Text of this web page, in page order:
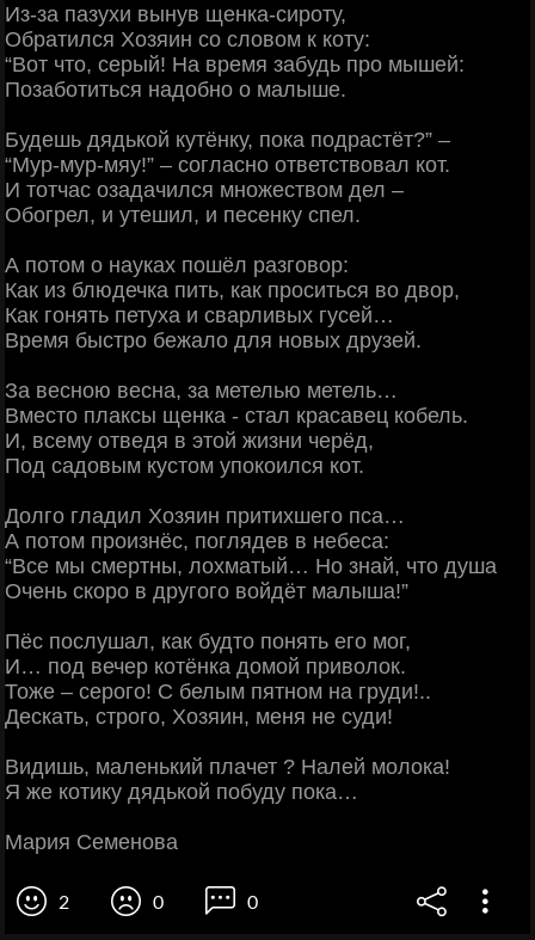
Из-за пазухи вынув щенка-сироту,
Обратился Хозяин со словом к коту:
“Вот что, серый! На время забудь про мышей:
Позаботиться надобно о малыше.
Будешь дядькой кутёнку, пока подрастёт?” –
“Мур-мур-мяу!” – согласно ответствовал кот.
И тотчас озадачился множеством дел –
Обогрел, и утешил, и песенку спел.
А потом о науках пошёл разговор:
Как из блюдечка пить, как проситься во двор,
Как гонять петуха и сварливых гусей…
Время быстро бежало для новых друзей.
За весною весна, за метелью метель…
Вместо плаксы щенка - стал красавец кобель.
И, всему отведя в этой жизни черёд,
Под садовым кустом упокоился кот.
Долго гладил Хозяин притихшего пса…
А потом произнёс, поглядев в небеса:
“Все мы смертны, лохматый… Но знай, что душа
Очень скоро в другого войдёт малыша!”
Пёс послушал, как будто понять его мог,
И… под вечер котёнка домой приволок.
Тоже – серого! С белым пятном на груди!..
Дескать, строго, Хозяин, меня не суди!
Видишь, маленький плачет ? Налей молока!
Я же котику дядькой побуду пока…
Мария Семенова
2 0 0